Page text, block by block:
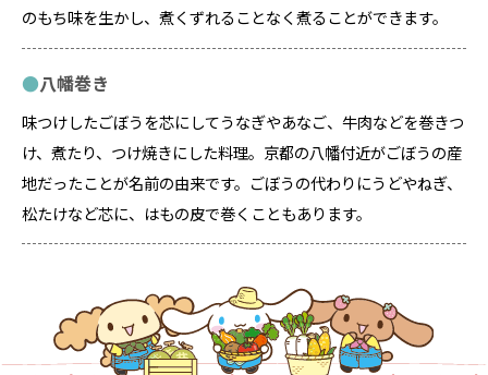
のもち味を生かし、煮くずれることなく煮ることができます。
八幡巻き
味つけしたごぼうを芯にしてうなぎやあなご、牛肉などを巻きつ
け、煮たり、つけ焼きにした料理。京都の八幡付近がごぼうの産
地だったことが名前の由来です。ごぼうの代わりにうどやねぎ、
松たけなど芯に、はもの皮で巻くこともあります。